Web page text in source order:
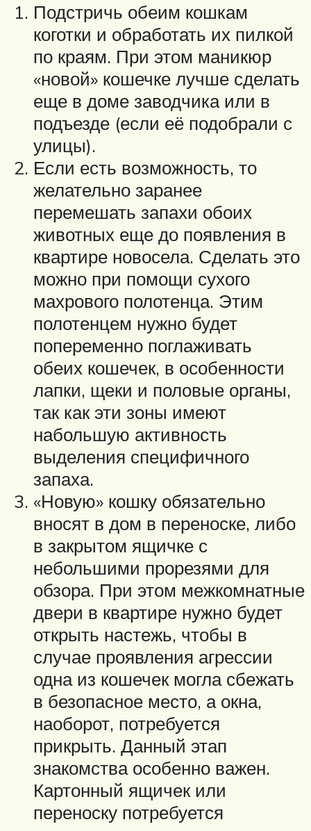
Подстричь обеим кошкам
коготки и обработать их пилкой
по краям. При этом маникюр
«новой» кошечке лучше сделать
еще в доме заводчика или в
подъезде (если её подобрали с
улицы).
Если есть возможность, то
желательно заранее
перемешать запахи обоих
животных еще до появления в
квартире новосела. Сделать это
можно при помощи сухого
махрового полотенца. Этим
полотенцем нужно будет
попеременно поглаживать
обеих кошечек, в особенности
лапки, щеки и половые органы,
так как эти зоны имеют
набольшую активность
выделения специфичного
запаха.
«Новую» кошку обязательно
вносят в дом в переноске, либо
в закрытом ящичке с
небольшими прорезями для
обзора. При этом межкомнатные
двери в квартире нужно будет
открыть настежь, чтобы в
случае проявления агрессии
одна из кошечек могла сбежать
в безопасное место, а окна,
наоборот, потребуется
прикрыть. Данный этап
знакомства особенно важен.
Картонный ящичек или
переноску потребуется